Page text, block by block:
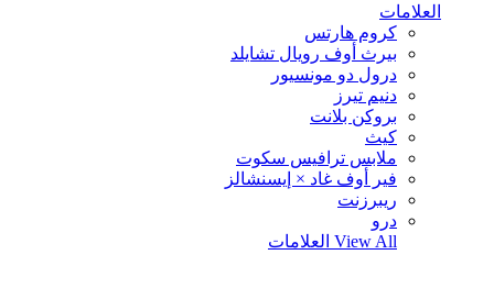
العلامات
كروم هارتس
بيرث أوف رويال تشايلد
درول دو مونسيور
دنيم تيرز
بروكن بلانت
كيث
ملابس ترافيس سكوت
فير أوف غاد × إيسنشالز
ريبرزنت
درو
View All العلامات